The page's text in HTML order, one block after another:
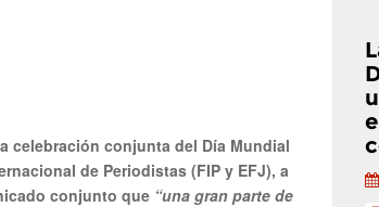
celebración conjunta del Día Mundial
de Periodistas (FIP y EFJ), a
conjunto que “una gran parte de